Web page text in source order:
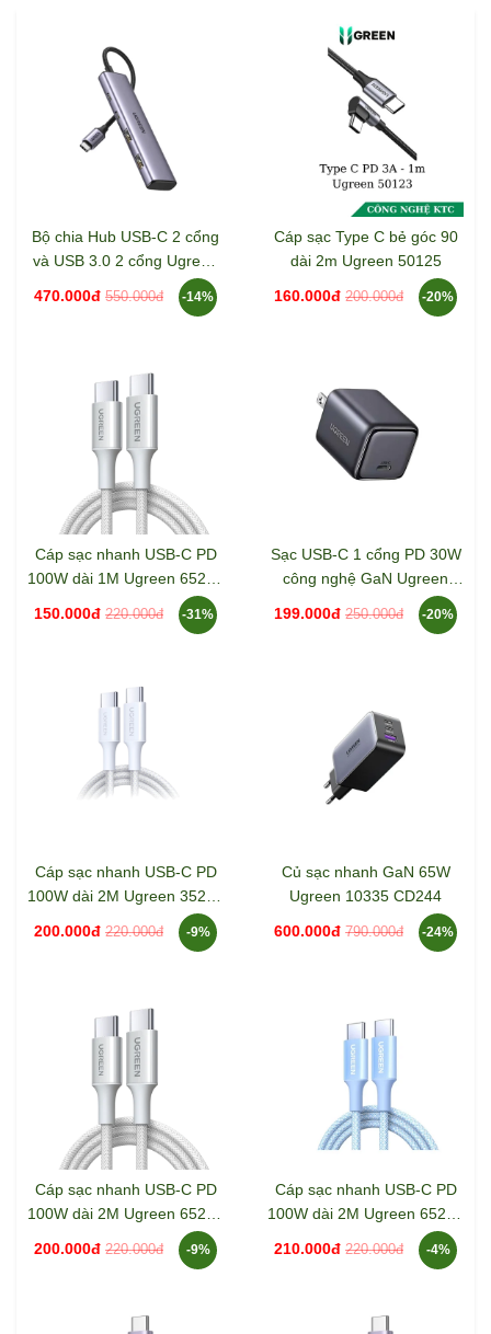
Bộ chia Hub USB-C 2 cổng
và USB 3.0 2 cổng Ugreen
470.000đ 550.000đ -14%
Cáp sạc Type C bẻ góc 90
dài 2m Ugreen 50125
160.000đ 200.000đ -20%
Cáp sạc nhanh USB-C PD
100W dài 1M Ugreen 65255
150.000đ 220.000đ -31%
Sạc USB-C 1 cổng PD 30W
công nghệ GaN Ugreen
199.000đ 250.000đ -20%
Cáp sạc nhanh USB-C PD
100W dài 2M Ugreen 35221
200.000đ 220.000đ -9%
Củ sạc nhanh GaN 65W
Ugreen 10335 CD244
600.000đ 790.000đ -24%
Cáp sạc nhanh USB-C PD
100W dài 2M Ugreen 65256
200.000đ 220.000đ -9%
Cáp sạc nhanh USB-C PD
100W dài 2M Ugreen 65254
210.000đ 220.000đ -4%